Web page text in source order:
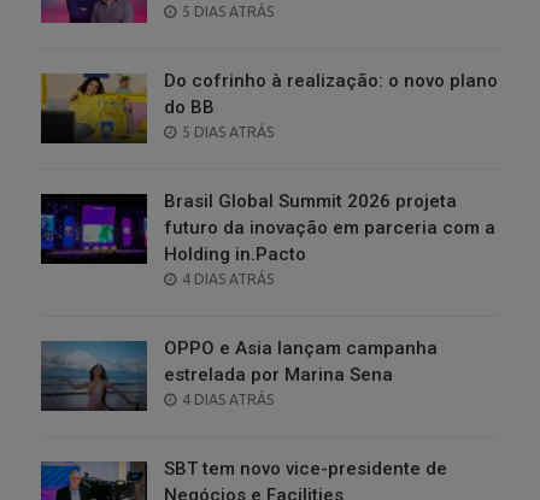
POSTED
5 DIAS ATRÁS
Do cofrinho à realização: o novo plano
do BB
POSTED
5 DIAS ATRÁS
Brasil Global Summit 2026 projeta
futuro da inovação em parceria com a
Holding in.Pacto
POSTED
4 DIAS ATRÁS
OPPO e Asia lançam campanha
estrelada por Marina Sena
POSTED
4 DIAS ATRÁS
SBT tem novo vice-presidente de
Negócios e Facilities